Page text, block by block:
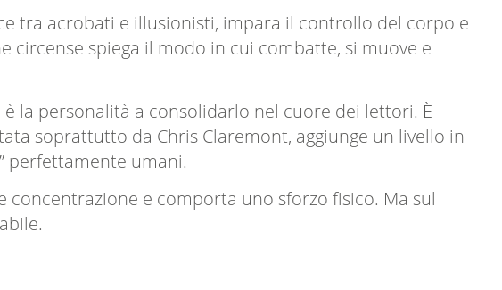
tra acrobati e illusionisti, impara il controllo del corpo e
spiega il modo in cui combatte, si muove e
la personalità a consolidarlo nel cuore dei lettori. È
soprattutto da Chris Claremont, aggiunge un livello in
perfettamente umani.
e comporta uno sforzo fisico. Ma sul